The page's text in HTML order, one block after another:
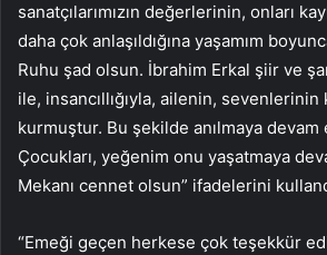
sanatçılarımızın değerlerinin, onları
daha çok anlaşıldığına yaşamım
Ruhu şad olsun. İbrahim Erkal şiir ve
ile, insancıllığıyla, ailenin,
kurmuştur. Bu şekilde anılmaya devam
Çocukları, yeğenim onu yaşatmaya
Mekanı cennet olsun” ifadelerini
“Emeği geçen herkese çok teşekkür